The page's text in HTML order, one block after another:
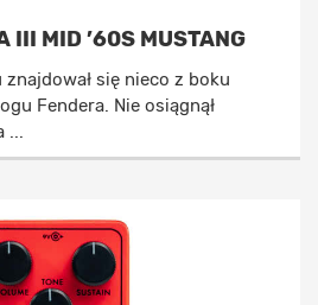
III MID ’60S MUSTANG
się nieco z boku
Fendera. Nie osiągnął
...